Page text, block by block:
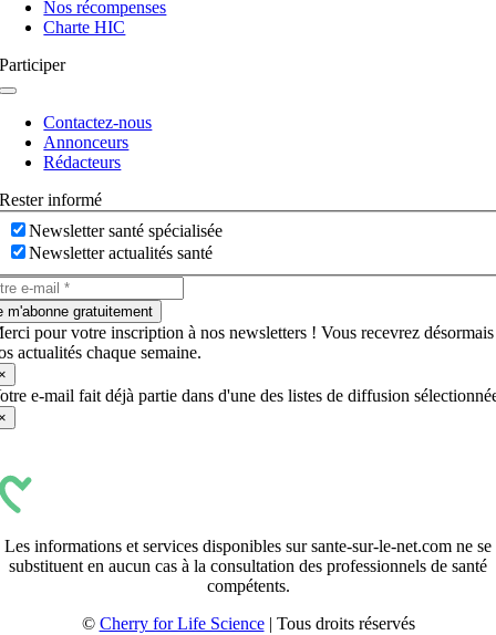
Nos récompenses
Charte HIC
Participer
Navigation
basculeContactez-nous
Annonceurs
Rédacteurs
Rester informé
Newsletter santé spécialisée
Newsletter actualités santé
m'abonne gratuitement
pour votre inscription à nos newsletters ! Vous recevrez désormais
actualités chaque semaine.
e-mail fait déjà partie dans d'une des listes de diffusion
Les informations et services disponibles sur sante-sur-le-net.com ne se
substituent en aucun cas à la consultation des professionnels de santé
compétents.
© Cherry for Life Science| Tous droits réservés